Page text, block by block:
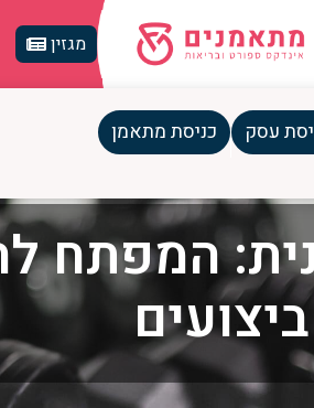
מגזין
עסק כניסת מתאמן
המפתח
ביצועים